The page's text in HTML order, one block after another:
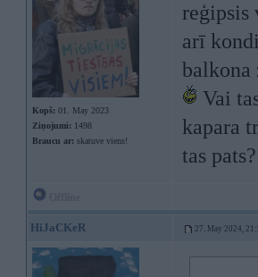
Kopš: 01. May 2023
Ziņojumi: 1498
Braucu ar: skatuve viens!
reģipsis
arī
balkona
Vai
kapara
tas pats?
HiJaCKeR 27. May 2024,